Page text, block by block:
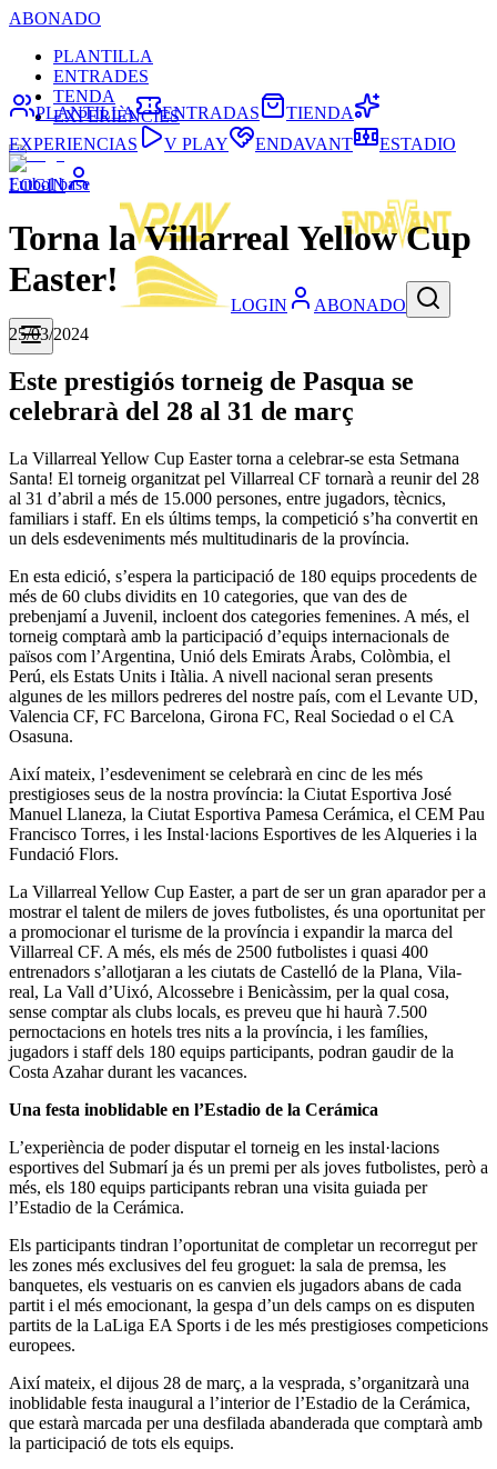
ABONADO
PLANTILLA
ENTRADES
TENDA
EXPERIÈNCIES
LOGIN
LOGIN ABONADO
PLANTILLA ENTRADAS
TIENDA
EXPERIENCIAS
V PLAY ENDAVANT ESTADIO
Futbol base
Torna la Villarreal Yellow Cup
Easter!
25/03/2024
Este prestigiós torneig de Pasqua se
celebrarà del 28 al 31 de març
La Villarreal Yellow Cup Easter torna a celebrar-se esta Setmana
Santa! El torneig organitzat pel Villarreal CF tornarà a reunir del 28
al 31 d’abril a més de 15.000 persones, entre jugadors, tècnics,
familiars i staff. En els últims temps, la competició s’ha convertit en
un dels esdeveniments més multitudinaris de la província.
En esta edició, s’espera la participació de 180 equips procedents de
més de 60 clubs dividits en 10 categories, que van des de
prebenjamí a Juvenil, incloent dos categories femenines. A més, el
torneig comptarà amb la participació d’equips internacionals de
països com l’Argentina, Unió dels Emirats Àrabs, Colòmbia, el
Perú, els Estats Units i Itàlia. A nivell nacional seran presents
algunes de les millors pedreres del nostre país, com el Levante UD,
Valencia CF, FC Barcelona, Girona FC, Real Sociedad o el CA
Osasuna.
Així mateix, l’esdeveniment se celebrarà en cinc de les més
prestigioses seus de la nostra província: la Ciutat Esportiva José
Manuel Llaneza, la Ciutat Esportiva Pamesa Cerámica, el CEM Pau
Francisco Torres, i les Instal·lacions Esportives de les Alqueries i la
Fundació Flors.
La Villarreal Yellow Cup Easter, a part de ser un gran aparador per a
mostrar el talent de milers de joves futbolistes, és una oportunitat per
a promocionar el turisme de la província i expandir la marca del
Villarreal CF. A més, els més de 2500 futbolistes i quasi 400
entrenadors s’allotjaran a les ciutats de Castelló de la Plana, Vila-
real, La Vall d’Uixó, Alcossebre i Benicàssim, per la qual cosa,
sense comptar als clubs locals, es preveu que hi haurà 7.500
pernoctacions en hotels tres nits a la província, i les famílies,
jugadors i staff dels 180 equips participants, podran gaudir de la
Costa Azahar durant les vacances.
Una festa inoblidable en l’Estadio de la Cerámica
L’experiència de poder disputar el torneig en les instal·lacions
esportives del Submarí ja és un premi per als joves futbolistes, però a
més, els 180 equips participants rebran una visita guiada per
l’Estadio de la Cerámica.
Els participants tindran l’oportunitat de completar un recorregut per
les zones més exclusives del feu groguet: la sala de premsa, les
banquetes, els vestuaris on es canvien els jugadors abans de cada
partit i el més emocionant, la gespa d’un dels camps on es disputen
partits de la LaLiga EA Sports i de les més prestigioses competicions
europees.
Així mateix, el dijous 28 de març, a la vesprada, s’organitzarà una
inoblidable festa inaugural a l’interior de l’Estadio de la Cerámica,
que estarà marcada per una desfilada abanderada que comptarà amb
la participació de tots els equips.